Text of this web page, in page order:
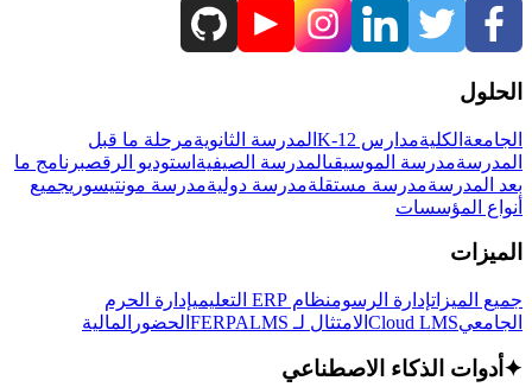
الحلول
الجامعة الكليةمدارس K-12 المدرسة الثانويةمرحلة ما قبل
المدرسةمدرسة الموسيقىالمدرسة الصيفية استوديو الرقصبرنامج ما
بعد المدرسةمدرسة مستقلةمدرسة دوليةمدرسة مونتيسوريجميع
أنواع المؤسسات
الميزات
جميع الميزاتإدارة الرسومنظام ERP التعليمي
إدارة الحرم
الجامعيCloud LMS الامتثال لـ FERPA LMS الحضور المالية
✦ أدوات الذكاء الاصطناعي